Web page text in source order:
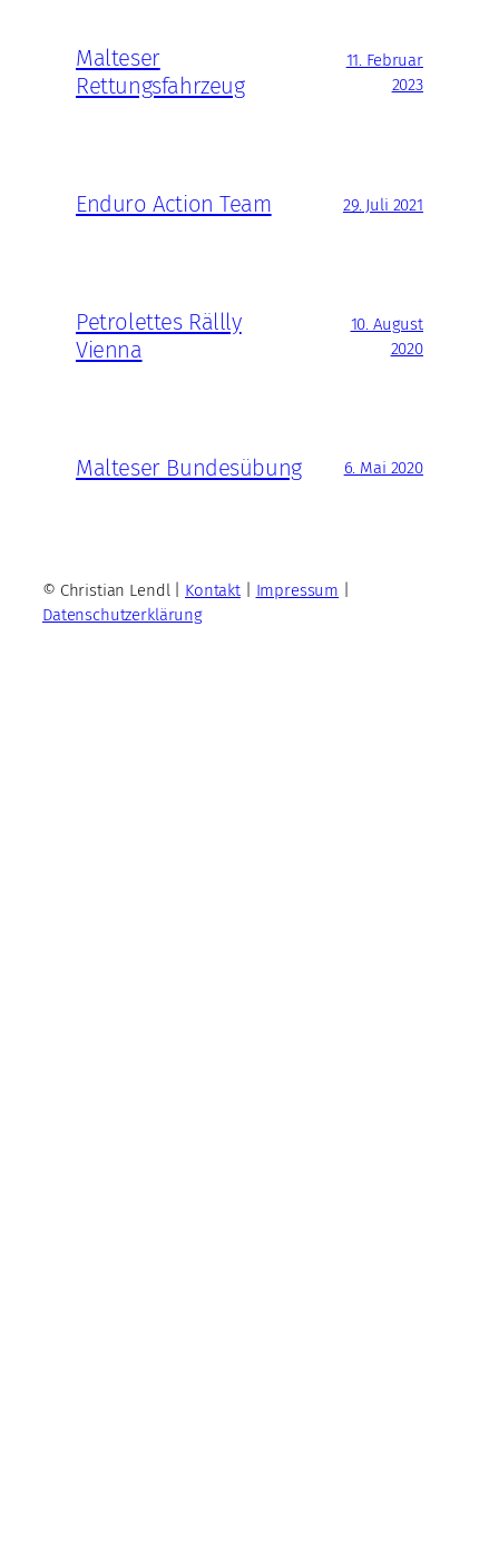
Malteser
Rettungsfahrzeug
11. Februar
2023
Enduro Action Team 29. Juli 2021
Petrolettes Rällly
Vienna
10. August
2020
Malteser Bundesübung 6. Mai 2020
© Christian Lendl | Kontakt| Impressum
Datenschutzerklärung